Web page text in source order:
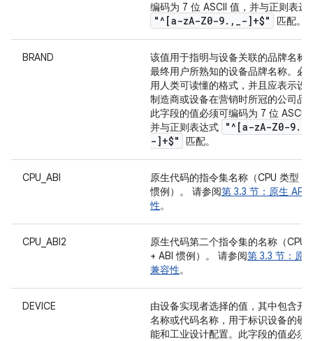
编码为 7 位 ASCII 值，并与正则表达
"^[a-zA-Z0-9. , _-]+$" 匹配。
BRAND
该值用于指明与设备关联的品牌名称
最终用户所熟知的设备品牌名称。必
用人类可读懂的格式，并且应表示设
制造商或设备在营销时所冠的公司品
此字段的值必须可编码为 7 位 ASCII
并与正则表达式
"^[a-zA-Z0-9.
-]+$"
匹配。
CPU_ABI
原生代码的指令集名称（CPU 类型 +
惯例）。 请参阅第 3.3 节：原生 API
性。
CPU_ABI2
原生代码第二个指令集的名称（CPU
+ ABI 惯例）。 请参阅第 3.3 节：原
兼容性。
DEVICE
由设备实现者选择的值，其中包含开
名称或代码名称，用于标识设备的硬
能和工业设计配置。此字段的值必须